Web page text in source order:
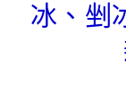
冰、剉